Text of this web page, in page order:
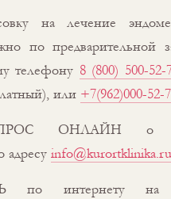
на лечение
по предварительной
телефону 8 (800) 500-52-
или +7(962)000-52-
ОНЛАЙН о
адресу info@kurortklinika.ru
по интернету на